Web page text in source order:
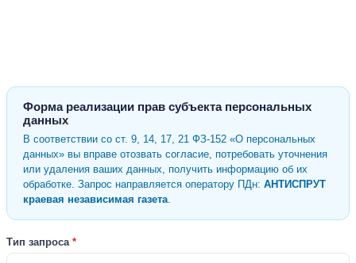
Форма реализации прав субъекта персональных
данных
В соответствии со ст. 9, 14, 17, 21 ФЗ-152 «О персональных
данных» вы вправе отозвать согласие, потребовать уточнения
или удаления ваших данных, получить информацию об их
обработке. Запрос направляется оператору ПДн: АНТИСПРУТ
краевая независимая газета.
Тип запроса *